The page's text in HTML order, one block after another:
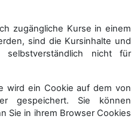
zugängliche Kurse in einem
sind die Kursinhalte und
selbstverständlich nicht für
wird ein Cookie auf dem von
gespeichert. Sie können
Sie in ihrem Browser Cookies